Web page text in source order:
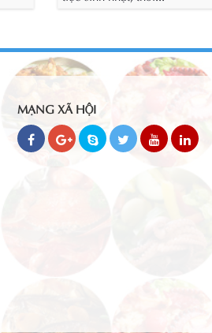
MẠNG XÃ HỘI